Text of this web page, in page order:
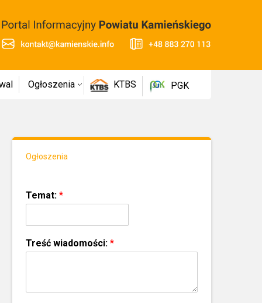
Ogłoszenia KTBS PGK
Ogłoszenia
Temat: *
Treść wiadomości: *